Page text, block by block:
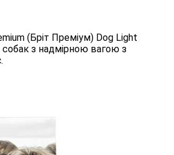
(Бріт Преміум) Dog Light
з надмірною вагою з